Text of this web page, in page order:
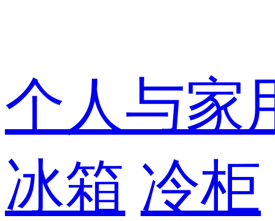
个人与家
冰箱 冷柜